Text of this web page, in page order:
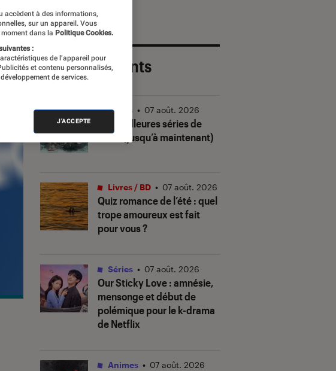
Les plus récents
Les meilleures séries de
2026 (jusqu’à maintenant)
Séries • 07 août. 2026
Quiz romance de l’été : quel
trope amoureux est fait
pour vous ?
Livres / BD • 07 août. 2026
Our Sticky Love: amnésie,
mensonge et début de
polémique pour le k-drama
de Netflix
Séries • 07 août. 2026
Animes • 07 août. 2026
accèdent à des informations,
sur un appareil. Vous
dans la Politique Cookies.
:
de l’appareil pour
et contenu personnalisés,
de services.
J'ACCEPTE